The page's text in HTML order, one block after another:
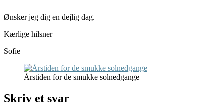
Ønsker jeg dig en dejlig dag.
Kærlige hilsner
Sofie
Årstiden for de smukke solnedgange
Skriv et svar